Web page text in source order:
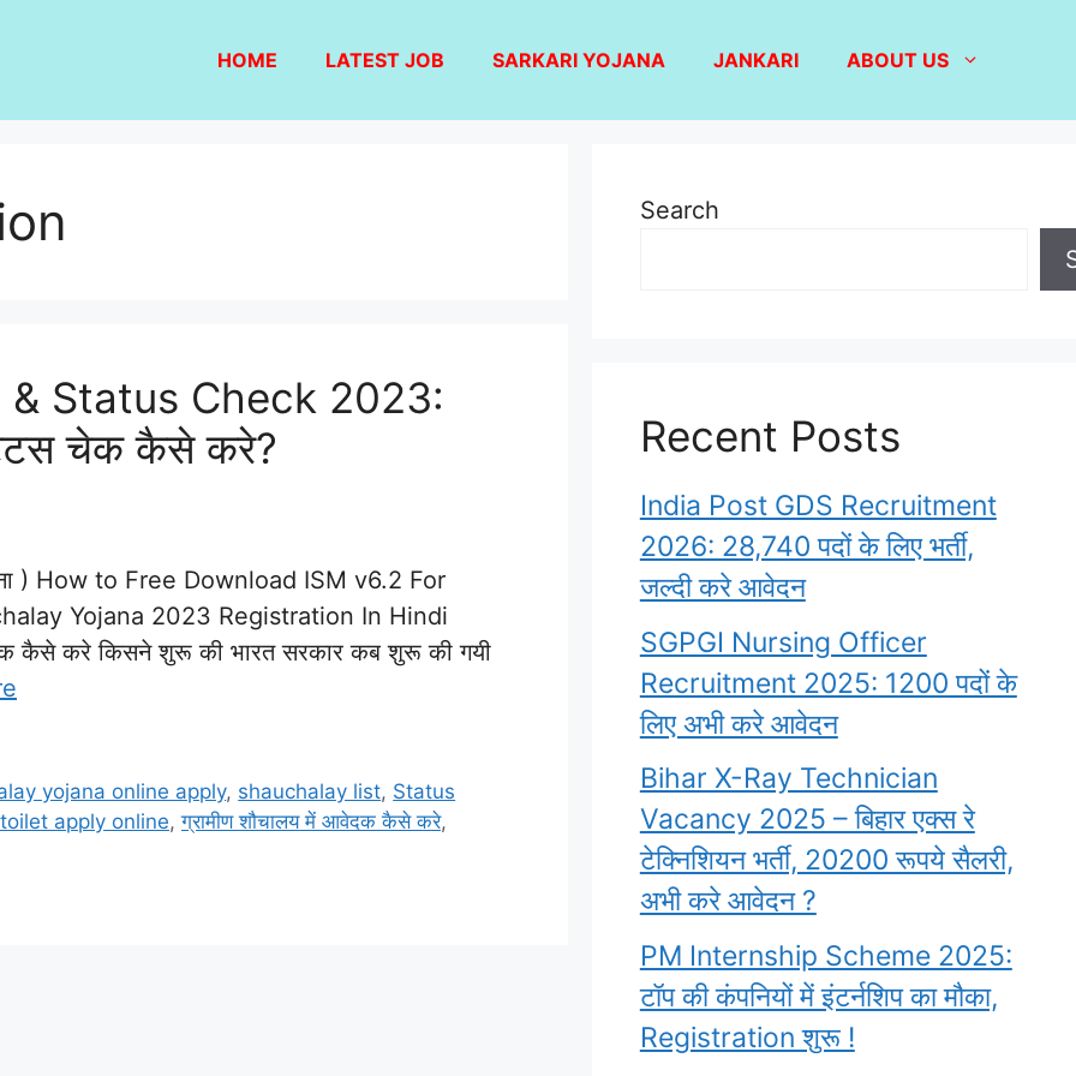
HOME LATEST JOB SARKARI YOJANA JANKARI ABOUT US
Status Check 2023:
चेक कैसे करे?
) How to Free Download ISM v6.2 For
Yojana 2023 Registration In Hindi
कैसे करे किसने शुरू की भारत सरकार कब शुरू की गयी
yojana online apply, shauchalay list, Status
apply online,ग्रामीण शौचालय में आवेदक कैसे करे,
Search
Recent Posts
India Post GDS Recruitment
2026: 28,740 पदों के लिए भर्ती,
जल्दी करे आवेदन
SGPGI Nursing Officer
Recruitment 2025: 1200 पदों के
लिए अभी करे आवेदन
Bihar X-Ray Technician
Vacancy 2025 – बिहार एक्स रे
टेक्निशियन भर्ती, 20200 रूपये सैलरी,
अभी करे आवेदन ?
PM Internship Scheme 2025:
टॉप की कंपनियों में इंटर्नशिप का मौका,
Registration शुरू !